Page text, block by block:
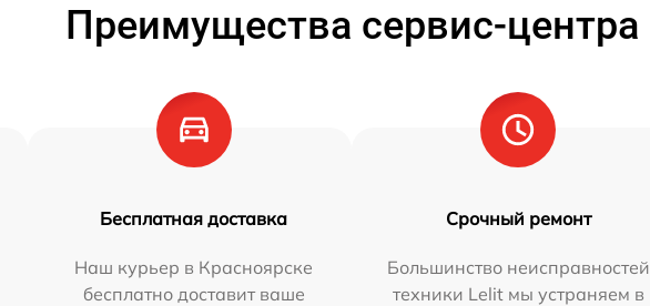
Преимущества сервис-центра
Бесплатная доставка
Наш курьер в Красноярске
бесплатно доставит ваше
Срочный ремонт
Большинство неисправностей
техники Lelit мы устраняем в